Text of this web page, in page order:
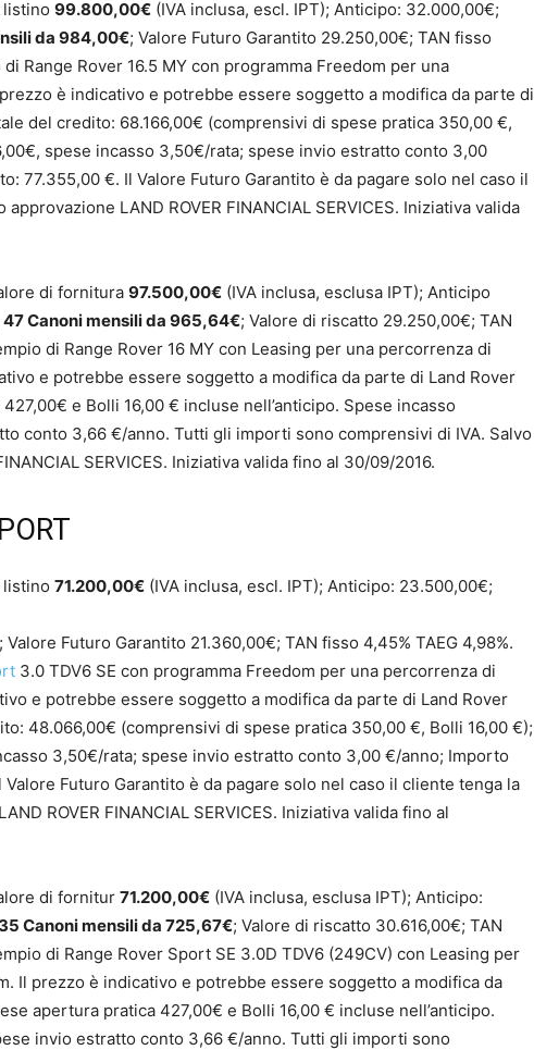
listino 99.800,00€ (IVA inclusa, escl. IPT); Anticipo: 32.000,00€;
da 984,00€; Valore Futuro Garantito 29.250,00€; TAN fisso
di Range Rover 16.5 MY con programma Freedom per una
è indicativo e potrebbe essere soggetto a modifica da parte di
del credito: 68.166,00€ (comprensivi di spese pratica 350,00 €,
spese incasso 3,50€/rata; spese invio estratto conto 3,00
77.355,00 €. Il Valore Futuro Garantito è da pagare solo nel caso il
LAND ROVER FINANCIAL SERVICES. Iniziativa valida
di fornitura 97.500,00€ (IVA inclusa, esclusa IPT); Anticipo
47 Canoni mensili da 965,64€; Valore di riscatto 29.250,00€; TAN
di Range Rover 16 MY con Leasing per una percorrenza di
e potrebbe essere soggetto a modifica da parte di Land Rover
e Bolli 16,00 € incluse nell’anticipo. Spese incasso
conto 3,66 €/anno. Tutti gli importi sono comprensivi di IVA. Salvo
SERVICES. Iniziativa valida fino al 30/09/2016.
listino 71.200,00€ (IVA inclusa, escl. IPT); Anticipo: 23.500,00€;
; Valore Futuro Garantito 21.360,00€; TAN fisso 4,45% TAEG 4,98%.
3.0 TDV6 SE con programma Freedom per una percorrenza di
e potrebbe essere soggetto a modifica da parte di Land Rover
48.066,00€ (comprensivi di spese pratica 350,00 €, Bolli 16,00 €);
3,50€/rata; spese invio estratto conto 3,00 €/anno; Importo
Futuro Garantito è da pagare solo nel caso il cliente tenga la
ROVER FINANCIAL SERVICES. Iniziativa valida fino al
di fornitur 71.200,00€ (IVA inclusa, esclusa IPT); Anticipo:
35 Canoni mensili da 725,67€; Valore di riscatto 30.616,00€; TAN
di Range Rover Sport SE 3.0D TDV6 (249CV) con Leasing per
Il prezzo è indicativo e potrebbe essere soggetto a modifica da
apertura pratica 427,00€ e Bolli 16,00 € incluse nell’anticipo.
invio estratto conto 3,66 €/anno. Tutti gli importi sono